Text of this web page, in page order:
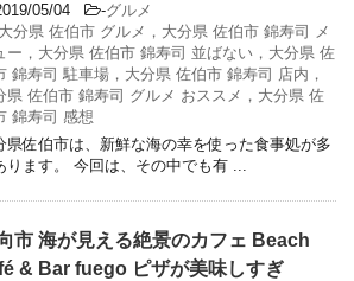
05/04 -グルメ
大分県 佐伯市 グルメ，大分県 佐伯市 錦寿司 メ
ー，大分県 佐伯市 錦寿司 並ばない，大分県 佐
錦寿司 駐車場，大分県 佐伯市 錦寿司 店内，
県 佐伯市 錦寿司 グルメ おススメ，大分県 佐
錦寿司 感想
県佐伯市は、新鮮な海の幸を使った食事処が多
ります。 今回は、その中でも有 ...
市 海が見える絶景のカフェ Beach
& Bar fuego ピザが美味しすぎ